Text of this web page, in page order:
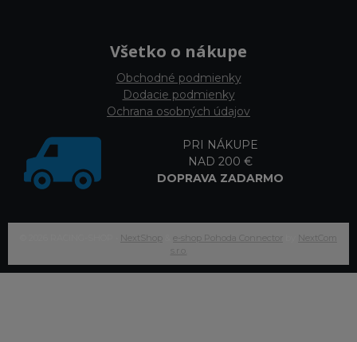
Všetko o nákupe
Obchodné podmienky
Dodacie podmienky
Ochrana osobných údajov
PRI NÁKUPE
NAD 200 €
DOPRAVA ZADARMO
NextShop e-shop Pohoda Connector
NextCom